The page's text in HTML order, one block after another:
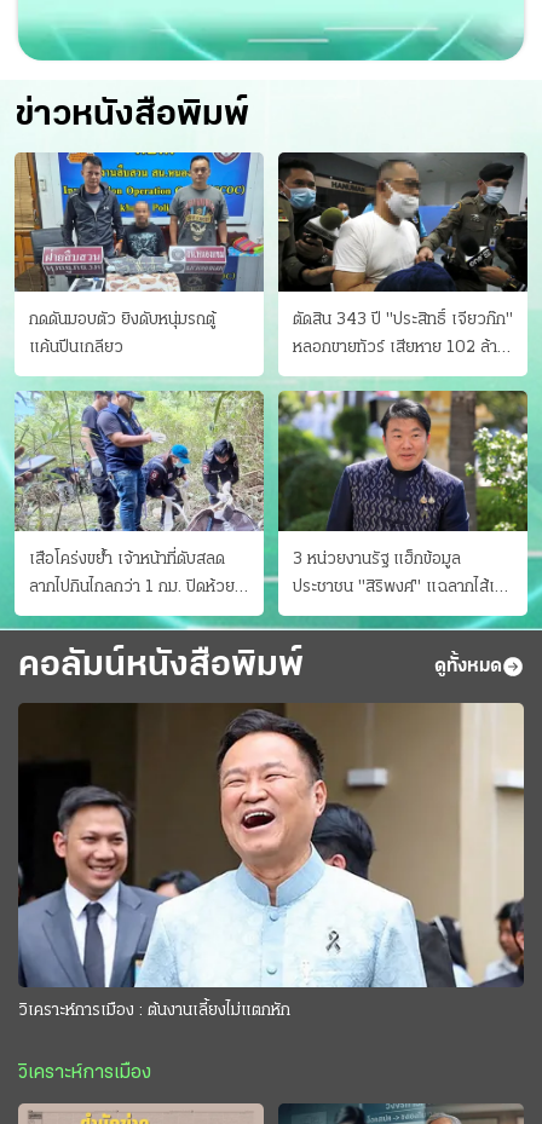
ข่าวหนังสือพิมพ์
กดดันมอบตัว ยิงดับหนุ่มรถตู้
แค้นปีนเกลียว
ตัดสิน 343 ปี "ประสิทธิ์ เจียวก๊ก"
หลอกขายทัวร์ เสียหาย 102 ล้าน
มีเหยื่อ 173 คน
เสือโคร่งขย้ำ เจ้าหน้าที่ดับสลด
ลากไปกินไกลกว่า 1 กม. ปิดห้วย
ขาแข้งชั่วคราว
3 หน่วยงานรัฐ แฮ็กข้อมูล
ประชาชน "สิริพงศ์" แฉลากไส้เอง
"หนู" กอด "หนิม" สยบลือ
คอลัมน์หนังสือพิมพ์ ดูทั้งหมด
วิเคราะห์การเมือง : ต้นงานเลี้ยงไม่แตกหัก
วิเคราะห์การเมือง